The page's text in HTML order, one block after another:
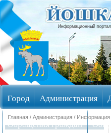
Информационный
Город Администрация
Обращения граждан
Главная / Администрация / Информация